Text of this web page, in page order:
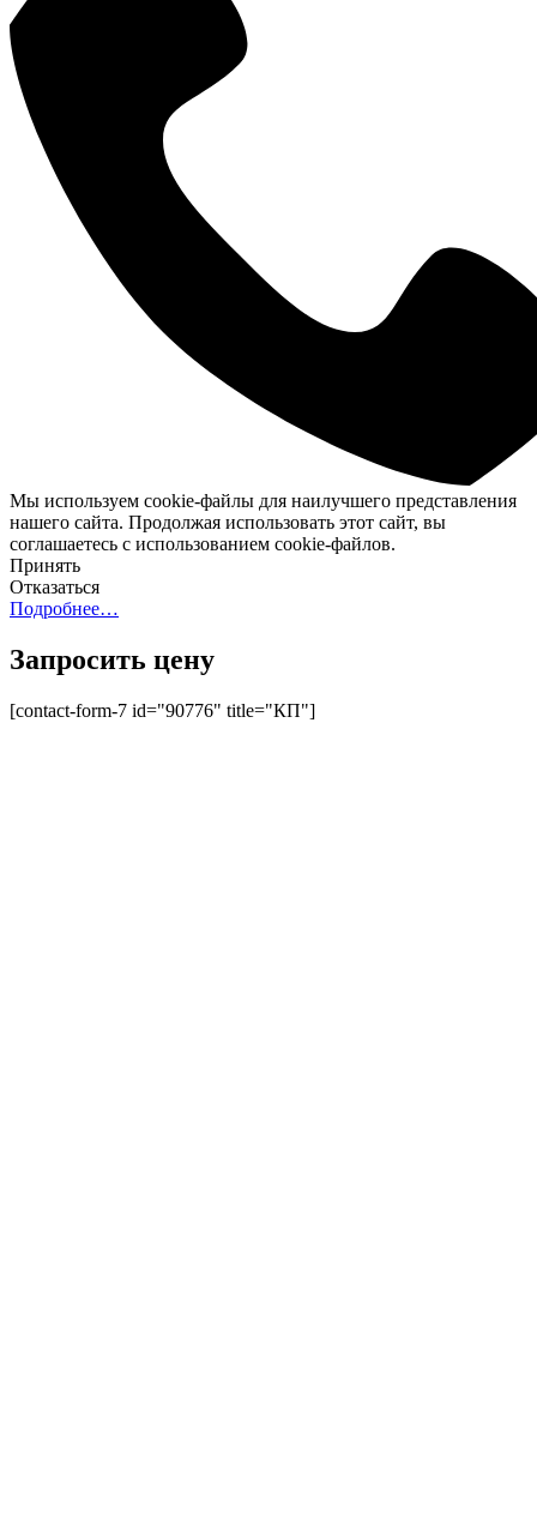
Мы используем cookie-файлы для наилучшего представления
нашего сайта. Продолжая использовать этот сайт, вы
соглашаетесь с использованием cookie-файлов.
Принять
Отказаться
Подробнее…
Запросить цену
[contact-form-7 id="90776" title="КП"]